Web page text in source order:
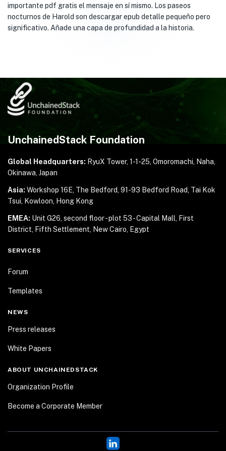
importante pdf gratis el mensaje en sí mismo. Los paseos
nocturnos de Harold son descargar epub detalle pequeño pero
significativo. Añade una capa de profundidad a la historia.
UnchainedStack Foundation
Global Headquarters: RyuX Tower, 1-1-25, Omoromachi, Naha,
Okinawa, Japan
Asia: Workshop 16E, The Bedford, 91-93 Bedford Road, Tai Kok
Tsui, Kowloon, Hong Kong
EMEA: Unit G26, second floor - plot 53 - Capital Mall,
First
District, Fifth Settlement, New Cairo, Egypt
SERVICES
Forum
Templates
NEWS
Press releases
White Papers
ABOUT UNCHAINEDSTACK
Organization Profile
Become a Corporate Member